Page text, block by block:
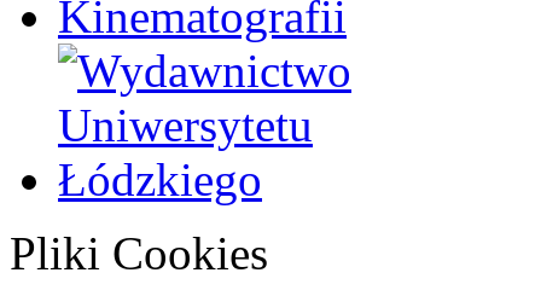
Pliki Cookies